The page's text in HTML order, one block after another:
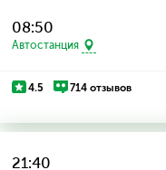
08:50
Автостанция
4.5 714 отзывов
21:40